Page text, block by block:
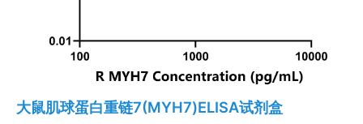
大鼠肌球蛋白重链7(MYH7)ELISA试剂盒